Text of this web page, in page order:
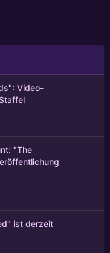
Video-
"The
ist derzeit